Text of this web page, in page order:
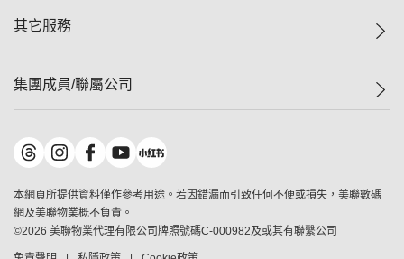
美聯豪宅
獨家樓盤
租盤
查詢熱線
按揭計算機
負擔能力計算機
轉按計算機
繳款方式
樓價指數
歷史成交
屋苑成交排行榜
地區百科
其它服務
屋苑專頁
美聯精英會
美善會
地產代理管理協會
申報已遞交的購樓意向登記
集團成員/聯屬公司
美聯物業
鋑聯控股*
美聯工商舖*
美聯中國
美聯澳門
本網頁所提供資料僅作參考用途。若因錯漏而引致任何不便或損失，美聯數碼
網及美聯物業概不負責。
©2026 美聯物業代理有限公司牌照號碼C-000982及或其有聯繫公司